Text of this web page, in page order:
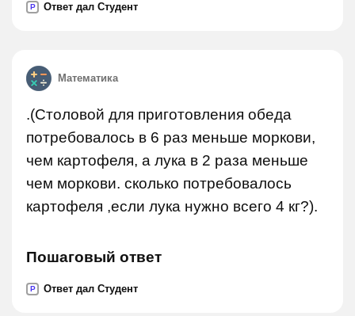
P Ответ дал Студент
Математика
.(Столовой для приготовления обеда
потребовалось в 6 раз меньше моркови,
чем картофеля, а лука в 2 раза меньше
чем моркови. сколько потребовалось
картофеля ,если лука нужно всего 4 кг?).
Пошаговый ответ
P Ответ дал Студент